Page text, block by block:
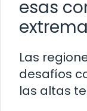
esas
Las
desafíos
las altas